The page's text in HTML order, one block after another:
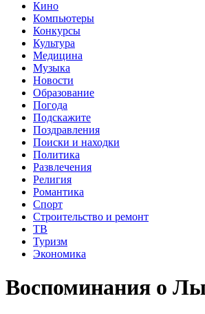
Кино
Компьютеры
Конкурсы
Культура
Медицина
Музыка
Новости
Образование
Погода
Подскажите
Поздравления
Поиски и находки
Политика
Развлечения
Религия
Романтика
Спорт
Строительство и ремонт
ТВ
Туризм
Экономика
Воспоминания о